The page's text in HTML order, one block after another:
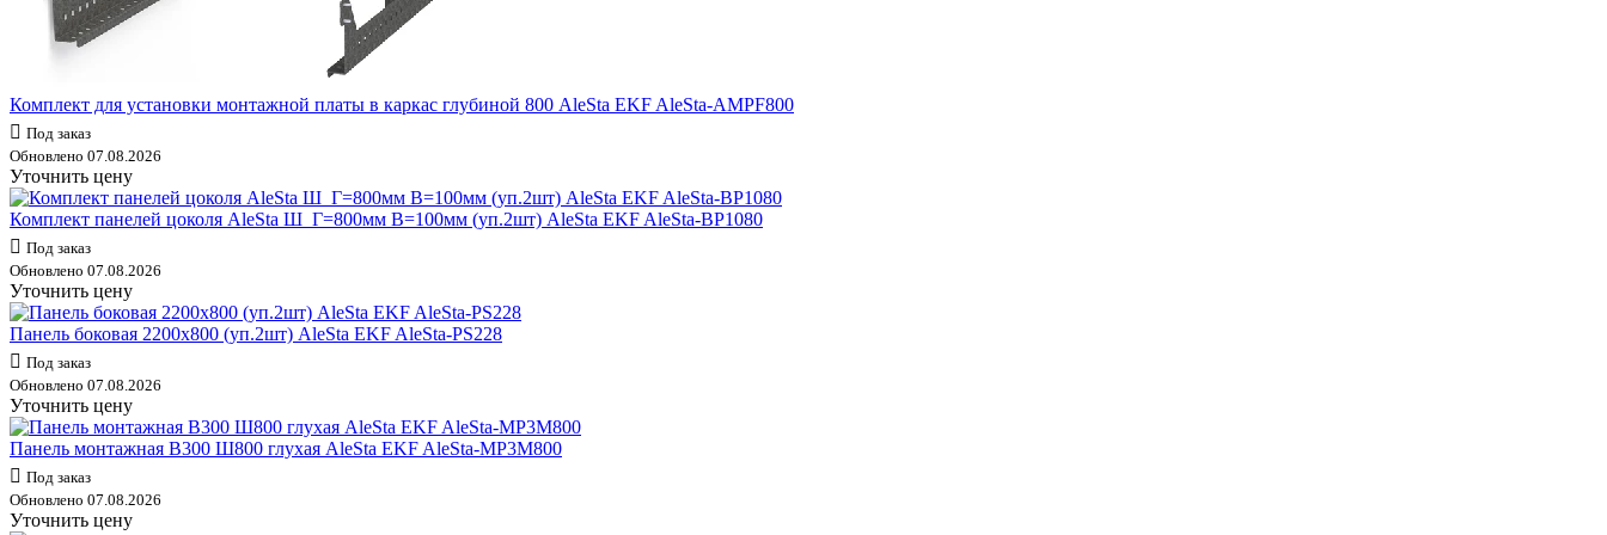
Комплект для установки монтажной платы в каркас глубиной 800 AleSta EKF AleSta-AMPF800
Под заказ
Обновлено 07.08.2026
Уточнить цену
Комплект панелей цоколя AleSta Ш_Г=800мм В=100мм (уп.2шт) AleSta EKF AleSta-BP1080
Под заказ
Обновлено 07.08.2026
Уточнить цену
Панель боковая 2200х800 (уп.2шт) AleSta EKF AleSta-PS228
Под заказ
Обновлено 07.08.2026
Уточнить цену
Панель монтажная В300 Ш800 глухая AleSta EKF AleSta-MP3M800
Под заказ
Обновлено 07.08.2026
Уточнить цену